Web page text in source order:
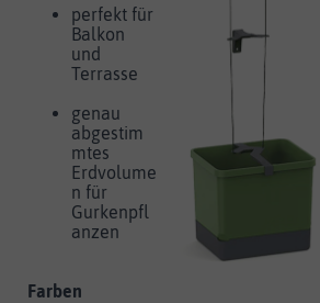
perfekt für
Balkon
und
Terrasse
genau
abgestim
mtes
Erdvolume
n für
Gurkenpfl
anzen
Farben